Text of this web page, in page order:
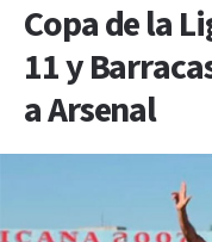
Copa de la
11 y
a Arsenal